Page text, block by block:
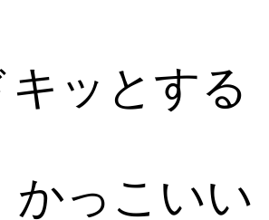
キッとする
かっこいい